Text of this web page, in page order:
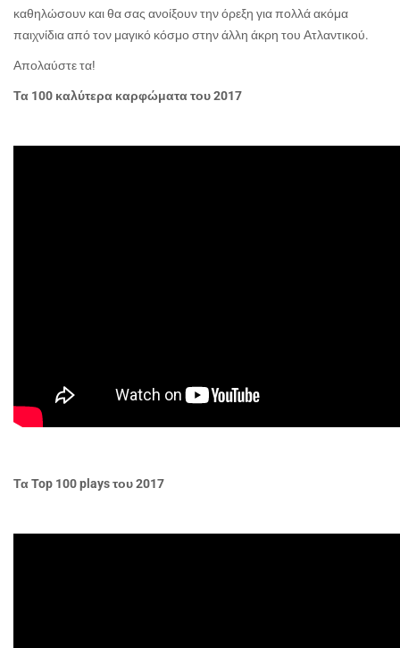
καθηλώσουν και θα σας ανοίξουν την όρεξη για πολλά ακόμα
παιχνίδια από τον μαγικό κόσμο στην άλλη άκρη του Ατλαντικού.
Απολαύστε τα!
Τα 100 καλύτερα καρφώματα του 2017
ΤαTop 100 playsτου 2017